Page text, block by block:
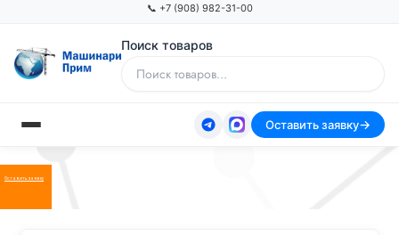
📞 +7 (908) 982-31-00
Поиск товаров
Оставить заявку
Оставить заявку